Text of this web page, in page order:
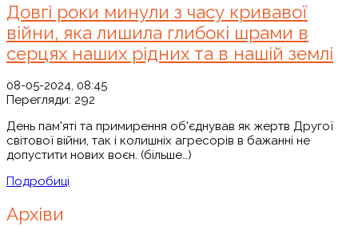
Довгі роки минули з часу кривавої
війни, яка лишила глибокі шрами в
серцях наших рідних та в нашій землі
08-05-2024, 08:45
Перегляди: 292
День пам'яті та примирення об'єднував як жертв Другої
світової війни, так і колишніх агресорів в бажанні не
допустити нових воєн. (більше…)
Подробиці
Архіви